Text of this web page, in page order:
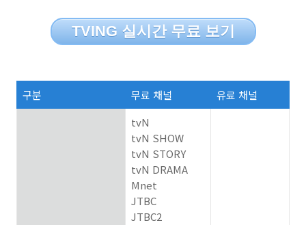
TVING 실시간 무료 보기
구분 무료 채널
유료 채널
tvN
tvN SHOW
tvN STORY
tvN DRAMA
Mnet
JTBC
JTBC2